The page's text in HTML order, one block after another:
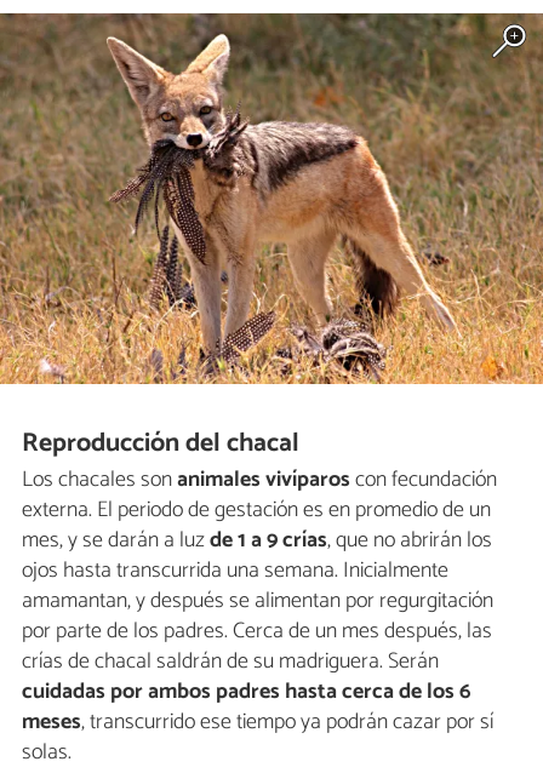
Reproducción del chacal
Los chacales sonanimales vivíparoscon fecundación
externa. El periodo de gestación es en promedio de un
mes, y se darán a luzde 1 a 9 crías, que no abrirán los
ojos hasta transcurrida una semana. Inicialmente
amamantan, y después se alimentan por regurgitación
por parte de los padres. Cerca de un mes después, las
crías de chacal saldrán de su madriguera. Serán
cuidadas por ambos padres hasta cerca de los 6
meses, transcurrido ese tiempo ya podrán cazar por sí
solas.